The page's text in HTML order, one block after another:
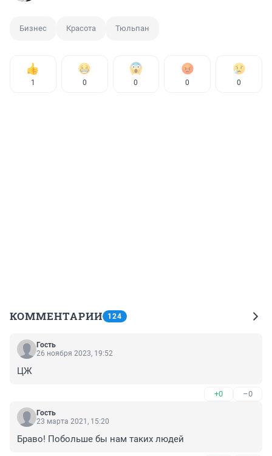
Бизнес Красота Тюльпан
1 0 0 0 0
КОММЕНТАРИИ 124
Гость
26 ноября 2023, 19:52
ЦЖ
+0 –0
Гость
23 марта 2021, 15:20
Браво! Побольше бы нам таких людей